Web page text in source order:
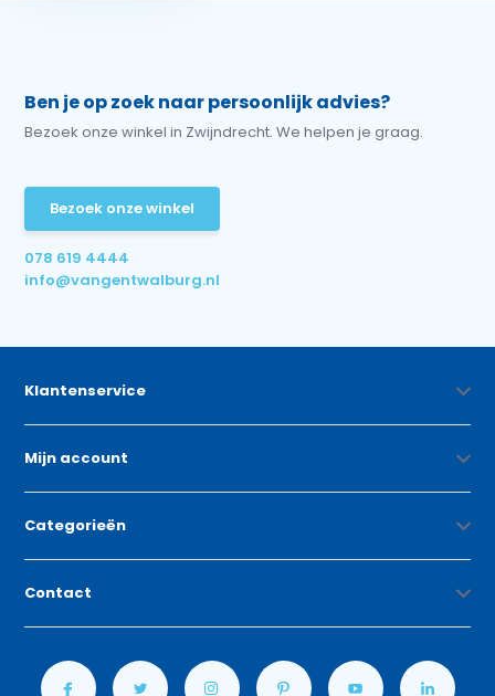
Ben je op zoek naar persoonlijk advies?
Bezoek onze winkel in Zwijndrecht. We helpen je graag.
Bezoek onze winkel
078 619 4444
info@vangentwalburg.nl
Klantenservice
Mijn account
Categorieën
Contact